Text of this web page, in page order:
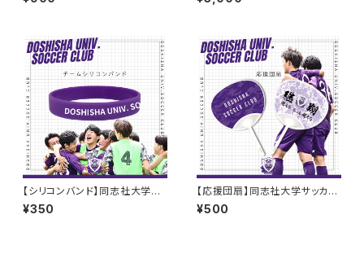
【シリコンバンド】同志社大学サ
ッカー部
¥350
【応援団扇】同志社大学サッカー
部
¥500